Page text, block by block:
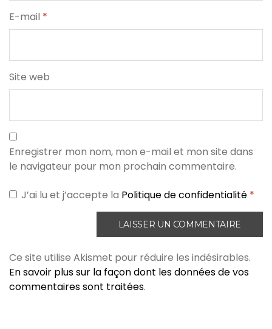
E-mail *
Site web
Enregistrer mon nom, mon e-mail et mon site dans
le navigateur pour mon prochain commentaire.
J’ai lu et j’accepte la Politique de confidentialité *
Ce site utilise Akismet pour réduire les indésirables.
En savoir plus sur la façon dont les données de vos
commentaires sont traitées.